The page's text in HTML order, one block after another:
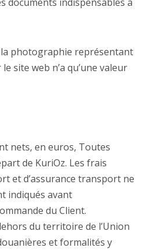
photographie représentant
site web n’a qu’une valeur
nets, en euros, Toutes
de KuriOz. Les frais
et d’assurance transport ne
indiqués avant
du Client.
du territoire de l’Union
et formalités y